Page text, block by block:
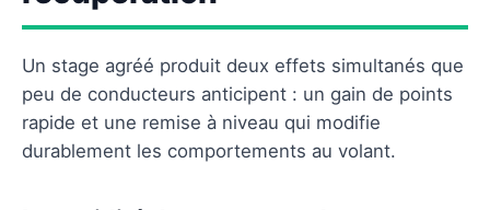
Un stage agréé produit deux effets simultanés que
peu de conducteurs anticipent : un gain de points
rapide et une remise à niveau qui modifie
durablement les comportements au volant.